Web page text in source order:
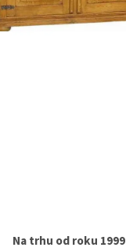
Na trhu od roku 1999